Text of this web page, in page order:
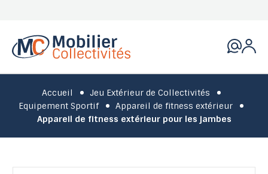
Accueil
Jeu Extérieur de Collectivités
Equipement Sportif
Appareil de fitness extérieur
Appareil de fitness extérieur pour les jambes